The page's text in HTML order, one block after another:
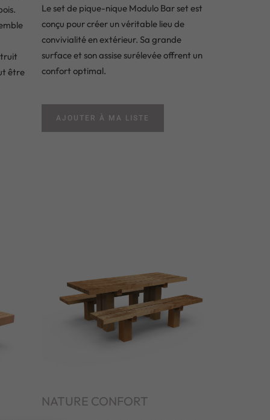
être
Le set de pique-nique Modulo Bar set est
conçu pour créer un véritable lieu de
convivialité en extérieur. Sa grande
surface et son assise surélevée offrent un
confort optimal.
AJOUTER À MA LISTE
NATURE CONFORT